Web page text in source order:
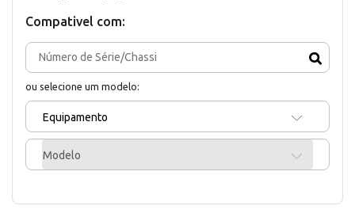
Compativel com:
ou selecione um modelo:
Equipamento
Modelo